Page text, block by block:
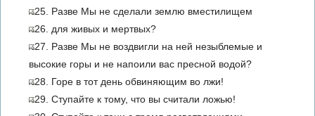
25. Разве Мы не сделали землю вместилищем
26. для живых и мертвых?
27. Разве Мы не воздвигли на ней незыблемые и
высокие горы и не напоили вас пресной водой?
28. Горе в тот день обвиняющим во лжи!
29. Ступайте к тому, что вы считали ложью!